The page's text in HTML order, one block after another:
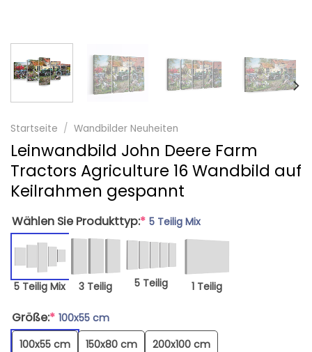
Startseite / Wandbilder Neuheiten
Leinwandbild John Deere Farm
Tractors Agriculture 16 Wandbild auf
Keilrahmen gespannt
Wählen Sie Produkttyp:* 5 Teilig Mix
5 Teilig Mix 3 Teilig 5 Teilig 1 Teilig
Größe:* 100x55 cm
100x55 cm
150x80 cm 200x100 cm